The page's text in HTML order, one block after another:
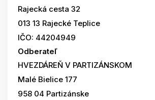
Rajecká cesta 32
013 13 Rajecké Teplice
IČO: 44204949
Odberateľ
HVEZDÁREŇ V PARTIZÁNSKOM
Malé Bielice 177
958 04 Partizánske